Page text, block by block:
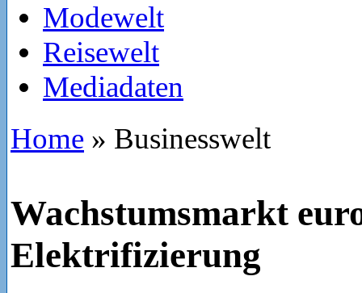
Modewelt
Reisewelt
Mediadaten
Home » Businesswelt
Wachstumsmarkt
Elektrifizierung